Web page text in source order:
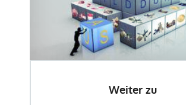
Weiter zu